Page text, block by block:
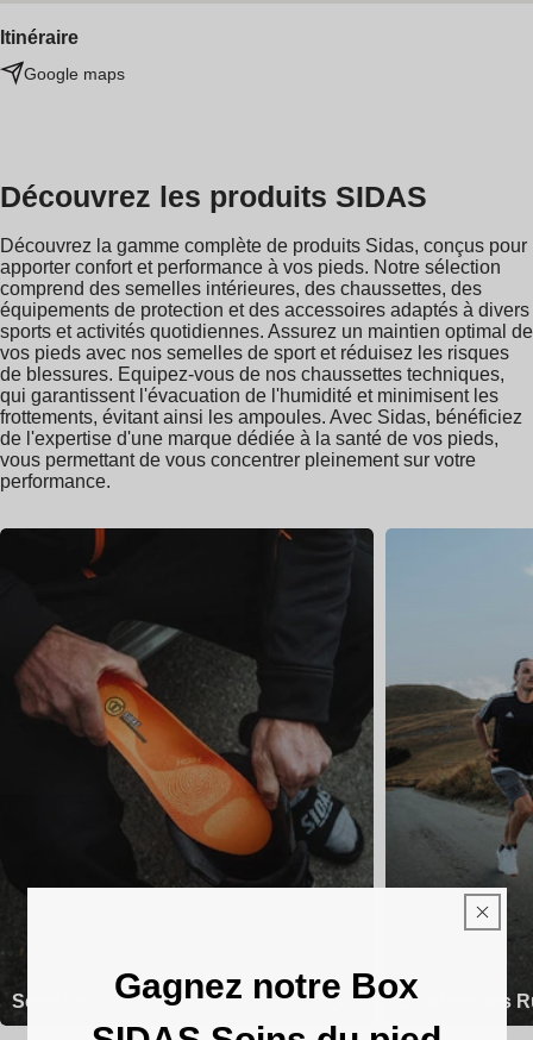
Itinéraire
Google maps
Découvrez les produits SIDAS
Découvrez la gamme complète de produits Sidas, conçus pour
apporter confort et performance à vos pieds. Notre sélection
comprend des semelles intérieures, des chaussettes, des
équipements de protection et des accessoires adaptés à divers
sports et activités quotidiennes. Assurez un maintien optimal de
vos pieds avec nos semelles de sport et réduisez les risques
de blessures. Equipez-vous de nos chaussettes techniques,
qui garantissent l'évacuation de l'humidité et minimisent les
frottements, évitant ainsi les ampoules. Avec Sidas, bénéficiez
de l'expertise d'une marque dédiée à la santé de vos pieds,
vous permettant de vous concentrer pleinement sur votre
performance.
Semelles Chaussettes
Gagnez notre Box